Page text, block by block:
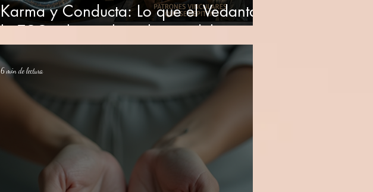
Karma y Conducta: Lo que el Vedanta y
la TCC saben sobre el peso del pasado
6 min de lectura